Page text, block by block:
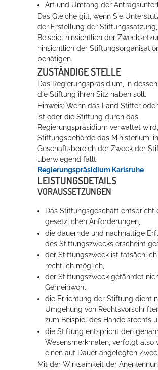
Service
Konzerte, Tagungen und vieles mehr
Die Stadthalle Hockenheim bietet den
mehr dazu...
Erleben in Hockenheim
Spaß unter prickelnden Wasserfällen, das
Wellenbecken oder doch lieber die pure
Sprudelliege im Solebecken?
Art und Umfang der
Das Gleiche gilt, wenn Sie
der Erstellung der
Beispiel hinsichtlich der
hinsichtlich der
benötigen.
ZUSTÄNDIGE STELLE
Das Regierungspräsidium, in
die Stiftung ihren Sitz haben soll.
Hinweis: Wenn das Land Stifter
ist oder die Stiftung durch das
Regierungspräsidium verwaltet
Stiftungsbehörde das Ministerium,
Geschäftsbereich der Zweck der
überwiegend fällt.
Regierungspräsidium Karlsruhe
LEISTUNGSDETAILS
VORAUSSETZUNGEN
Das Stiftungsgeschäft entspricht
gesetzlichen Anforderungen,
die dauernde und nachhaltige
des Stiftungszwecks erscheint
der Stiftungszweck ist tatsächlich
rechtlich möglich,
der Stiftungszweck gefährdet
Gemeinwohl,
die Errichtung der Stiftung dient
Umgehung von
zum Beispiel des Handelsrechts
die Stiftung entspricht den
Wesensmerkmalen, verfolgt also
einen auf Dauer angelegten
Mit der Wirksamkeit der